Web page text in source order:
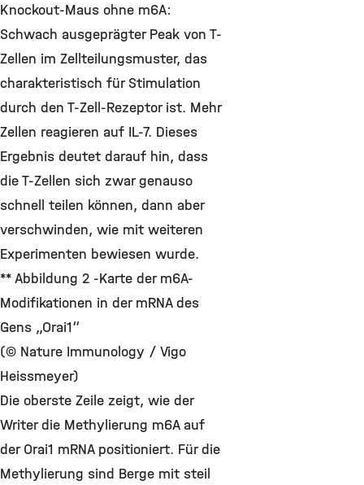
Knockout-Maus ohne m6A:
Schwach ausgeprägter Peak von T-
Zellen im Zellteilungsmuster, das
charakteristisch für Stimulation
durch den T-Zell-Rezeptor ist. Mehr
Zellen reagieren auf IL-7. Dieses
Ergebnis deutet darauf hin, dass
die T-Zellen sich zwar genauso
schnell teilen können, dann aber
verschwinden, wie mit weiteren
Experimenten bewiesen wurde.
** Abbildung 2 -Karte der m6A-
Modifikationen in der mRNA des
Gens „Orai1“
(© Nature Immunology / Vigo
Heissmeyer)
Die oberste Zeile zeigt, wie der
Writer die Methylierung m6A auf
der Orai1 mRNA positioniert. Für die
Methylierung sind Berge mit steil